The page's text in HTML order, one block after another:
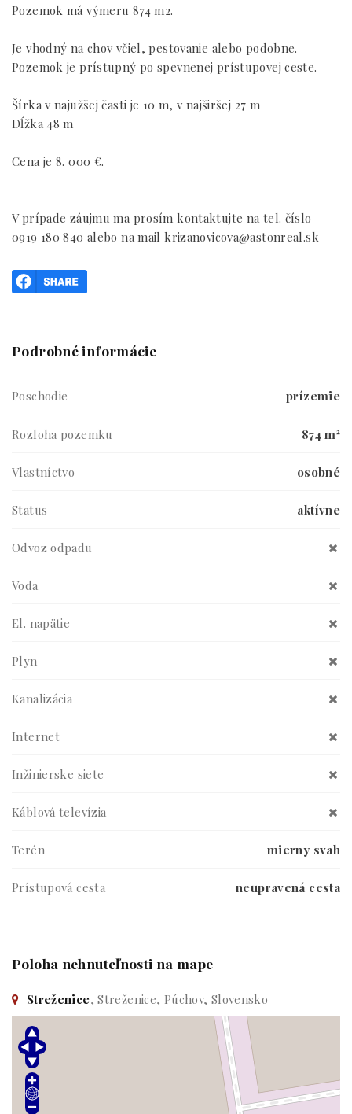
Pozemok má výmeru 874 m2.
Je vhodný na chov včiel, pestovanie alebo podobne.
Pozemok je prístupný po spevnenej prístupovej ceste.
Šírka v najužšej časti je 10 m, v najširšej 27 m
Dĺžka 48 m
Cena je 8. 000 €.
V prípade záujmu ma prosím kontaktujte na tel. číslo
0919 180 840 alebo na mail krizanovicova@astonreal.sk
Podrobné informácie
Poschodie prízemie
Rozloha pozemku 874 m²
Vlastníctvo osobné
Status aktívne
Odvoz odpadu
Voda
El. napätie
Plyn
Kanalizácia
Internet
Inžinierske siete
Káblová televízia
Terén mierny svah
Prístupová cesta neupravená cesta
Poloha nehnuteľnosti na mape
Streženice, Streženice, Púchov, Slovensko